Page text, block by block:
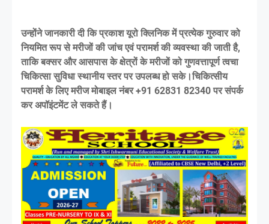
उन्होंने जानकारी दी कि प्रकाश यूरो क्लिनिक में प्रत्येक गुरुवार को
नियमित रूप से मरीजों की जांच एवं परामर्श की व्यवस्था की जाती है,
ताकि बक्सर और आसपास के क्षेत्रों के मरीजों को गुणवत्तापूर्ण त्वचा
चिकित्सा सुविधा स्थानीय स्तर पर उपलब्ध हो सके।चिकित्सीय
परामर्श के लिए मरीज मोबाइल नंबर +91 62831 82340 पर संपर्क
कर अपॉइंटमेंट ले सकते हैं।